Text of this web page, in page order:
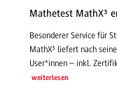
Mathetest MathX³
Besonderer Service für
MathX³ liefert nach
User*innen – inkl.
weiterlesen